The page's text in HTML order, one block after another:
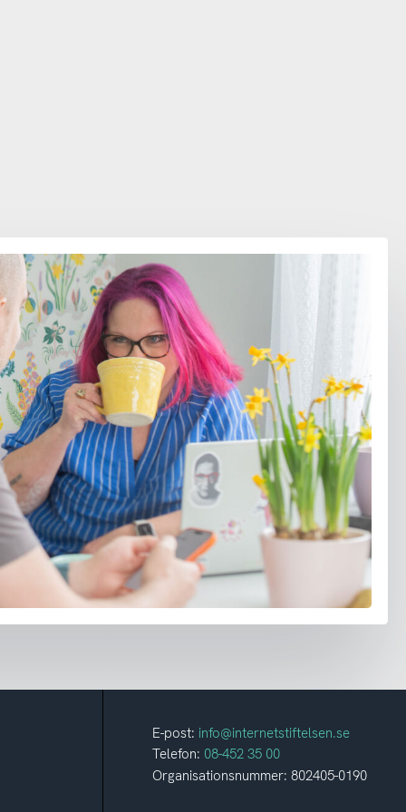
E-post: info@internetstiftelsen.se
Telefon: 08-452 35 00
Organisationsnummer: 802405-0190